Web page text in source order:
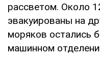
рассветом. Около
эвакуированы на
моряков остались
машинном